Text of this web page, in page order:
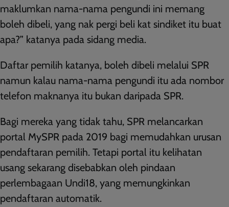
maklumkan nama-nama pengundi ini memang
boleh dibeli, yang nak pergi beli kat sindiket itu buat
apa?” katanya pada sidang media.
Daftar pemilih katanya, boleh dibeli melalui SPR
namun kalau nama-nama pengundi itu ada nombor
telefon maknanya itu bukan daripada SPR.
Bagi mereka yang tidak tahu, SPR melancarkan
portal MySPR pada 2019 bagi memudahkan urusan
pendaftaran pemilih. Tetapi portal itu kelihatan
usang sekarang disebabkan oleh pindaan
perlembagaan Undi18, yang memungkinkan
pendaftaran automatik.